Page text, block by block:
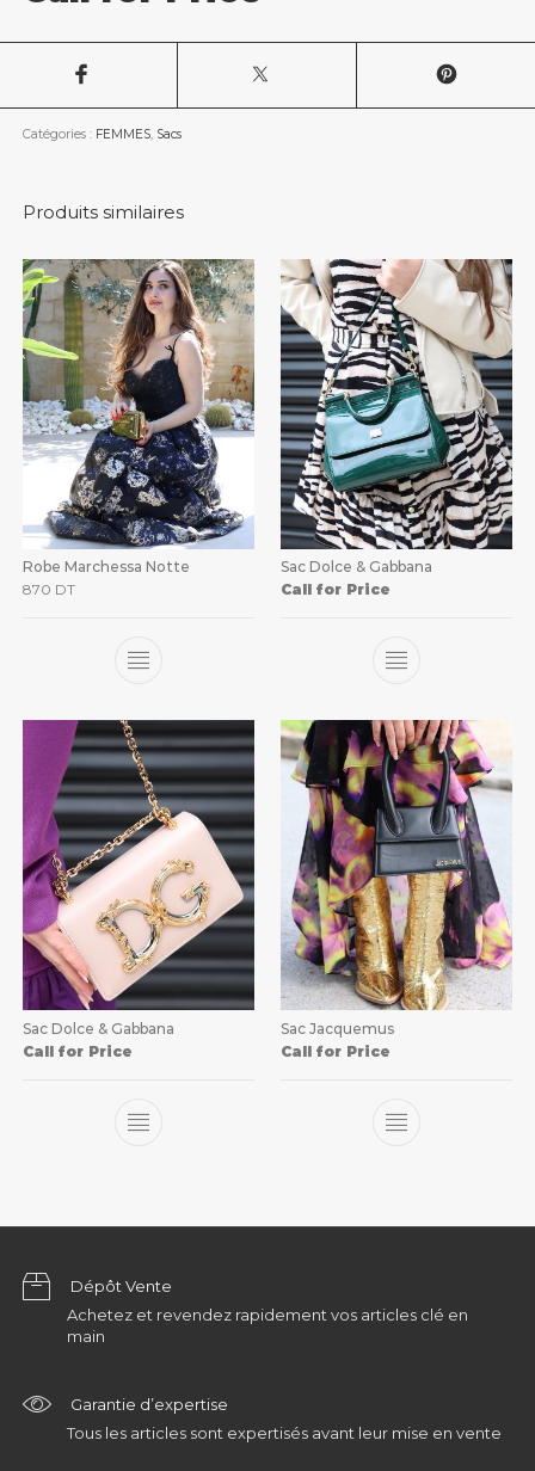
Catégories : FEMMES, Sacs
Produits similaires
Robe Marchessa Notte
870 DT
Sac Dolce & Gabbana
Call for Price
Sac Dolce & Gabbana
Call for Price
Sac Jacquemus
Call for Price
Dépôt Vente
Achetez et revendez rapidement vos articles clé en
main
Garantie d’expertise
Tous les articles sont expertisés avant leur mise en vente